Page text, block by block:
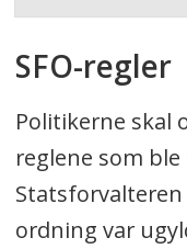
SFO-regler
Politikerne skal
reglene som
ordning var